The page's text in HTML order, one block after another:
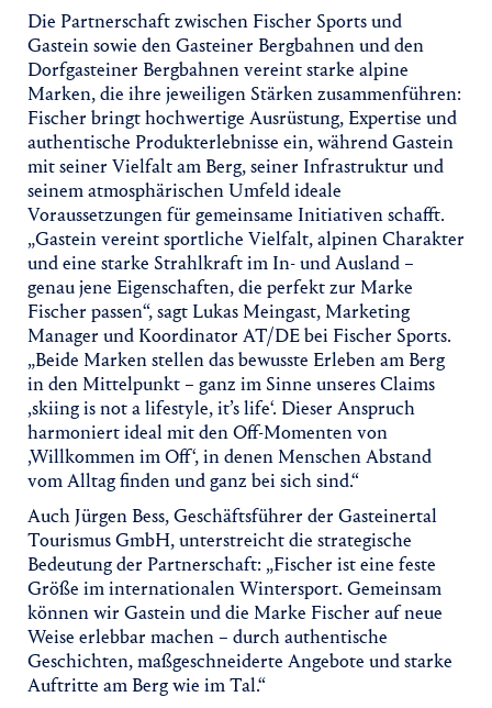
Die Partnerschaft zwischen Fischer Sports und
Gastein sowie den Gasteiner Bergbahnen und den
Dorfgasteiner Bergbahnen vereint starke alpine
Marken, die ihre jeweiligen Stärken zusammenführen:
Fischer bringt hochwertige Ausrüstung, Expertise und
authentische Produkterlebnisse ein, während Gastein
mit seiner Vielfalt am Berg, seiner Infrastruktur und
seinem atmosphärischen Umfeld ideale
Voraussetzungen für gemeinsame Initiativen schafft.
„Gastein vereint sportliche Vielfalt, alpinen Charakter
und eine starke Strahlkraft im In- und Ausland –
genau jene Eigenschaften, die perfekt zur Marke
Fischer passen“, sagt Lukas Meingast, Marketing
Manager und Koordinator AT/DE bei Fischer Sports.
„Beide Marken stellen das bewusste Erleben am Berg
in den Mittelpunkt – ganz im Sinne unseres Claims
‚skiing is not a lifestyle, it’s life‘. Dieser Anspruch
harmoniert ideal mit den Off-Momenten von
‚Willkommen im Off‘, in denen Menschen Abstand
vom Alltag finden und ganz bei sich sind.“
Auch Jürgen Bess, Geschäftsführer der Gasteinertal
Tourismus GmbH, unterstreicht die strategische
Bedeutung der Partnerschaft: „Fischer ist eine feste
Größe im internationalen Wintersport. Gemeinsam
können wir Gastein und die Marke Fischer auf neue
Weise erlebbar machen – durch authentische
Geschichten, maßgeschneiderte Angebote und starke
Auftritte am Berg wie im Tal.“